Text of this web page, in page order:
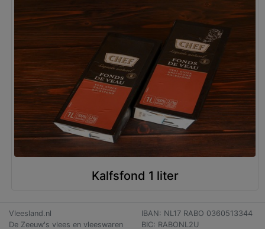
Kalfsfond 1 liter
Vleesland.nl
De Zeeuw's vlees en vleeswaren
IBAN: NL17 RABO 0360513344
BIC: RABONL2U